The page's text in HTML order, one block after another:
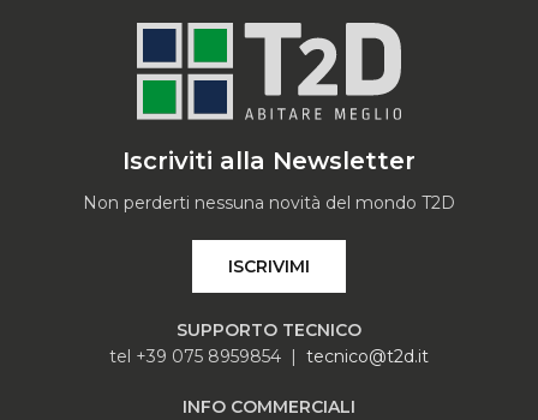
Iscriviti alla Newsletter
Non perderti nessuna novità del mondo T2D
ISCRIVIMI
SUPPORTO TECNICO
tel +39 075 8959854 | tecnico@t2d.it
INFO COMMERCIALI